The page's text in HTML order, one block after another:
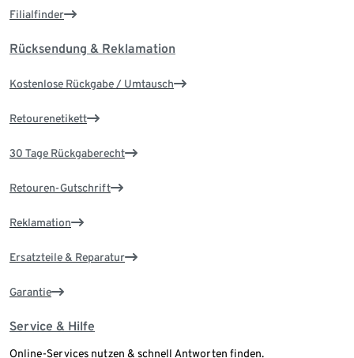
Filialfinder
Rücksendung & Reklamation
Kostenlose Rückgabe / Umtausch
Retourenetikett
30 Tage Rückgaberecht
Retouren-Gutschrift
Reklamation
Ersatzteile & Reparatur
Garantie
Service & Hilfe
Online-Services nutzen & schnell Antworten finden.